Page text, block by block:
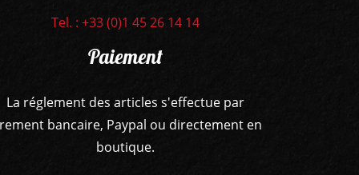
Tel. : +33 (0)1 45 26 14 14
Paiement
La réglement des articles s'effectue par
bancaire, Paypal ou directement en
boutique.